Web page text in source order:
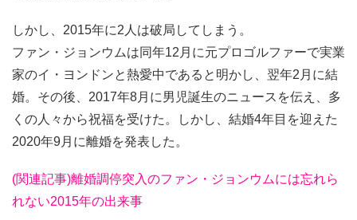
しかし、2015年に2人は破局してしまう。
ファン・ジョンウムは同年12月に元プロゴルファーで実業
家のイ・ヨンドンと熱愛中であると明かし、翌年2月に結
婚。その後、2017年8月に男児誕生のニュースを伝え、多
くの人々から祝福を受けた。しかし、結婚4年目を迎えた
2020年9月に離婚を発表した。
(関連記事)離婚調停突入のファン・ジョンウムには忘れら
れない2015年の出来事